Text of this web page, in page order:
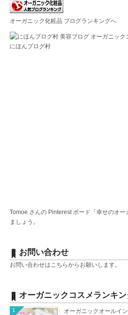
オーガニック化粧品 ブログランキングへ
にほんブログ村
Tomoe さんの Pinterest ボード「幸せのオ
ましょう。
お問い合わせ
お問い合わせはこちらからお願いします。
オーガニックコスメランキ
オーガニックオールイ
1